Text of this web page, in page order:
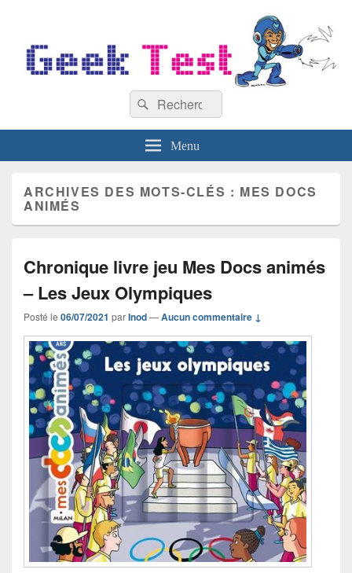
Recherche :
Rechercher
Menu
ARCHIVES DES MOTS-CLÉS : MES DOCS
ANIMÉS
Chronique livre jeu Mes Docs animés
– Les Jeux Olympiques
Posté le 06/07/2021 parInod—Aucun commentaire ↓